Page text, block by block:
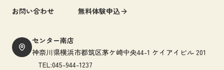
お問い合わせ
無料体験申込
センター南店
神奈川県横浜市都筑区茅ケ崎中央44-1 ケイアイビル 201
TEL:045-944-1237